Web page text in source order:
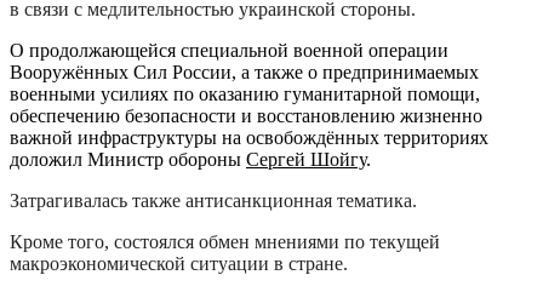
в связи с медлительностью украинской стороны.
О продолжающейся специальной военной операции
Вооружённых Сил России, а также о предпринимаемых
военными усилиях по оказанию гуманитарной помощи,
обеспечению безопасности и восстановлению жизненно
важной инфраструктуры на освобождённых территориях
доложил Министр обороны Сергей Шойгу.
Затрагивалась также антисанкционная тематика.
Кроме того, состоялся обмен мнениями по текущей
макроэкономической ситуации в стране.